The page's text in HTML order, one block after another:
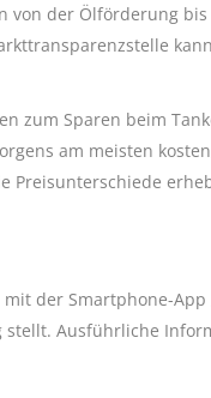
der Ölförderung
zum Sparen beim
am meisten
Preisunterschiede
der Smartphone-App
stellt. Ausführliche